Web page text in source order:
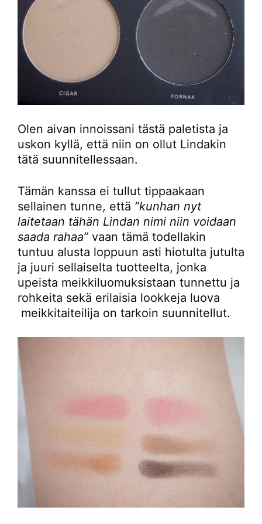
Olen aivan innoissani tästä paletista ja
uskon kyllä, että niin on ollut Lindakin
tätä suunnitellessaan.
Tämän kanssa ei tullut tippaakaan
sellainen tunne, että ”kunhan nyt
laitetaan tähän Lindan nimi niin voidaan
saada rahaa” vaan tämä todellakin
tuntuu alusta loppuun asti hiotulta jutulta
ja juuri sellaiselta tuotteelta, jonka
upeista meikkiluomuksistaan tunnettu ja
rohkeita sekä erilaisia lookkeja luova
meikkitaiteilija on tarkoin suunnitellut.